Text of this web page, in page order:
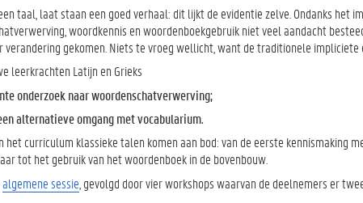
taal, laat staan een goed verhaal: dit lijkt de evidentie zelve. Ondanks het
woordkennis en woordenboekgebruik niet veel aandacht
gekomen. Niets te vroeg wellicht, want de traditionele
leerkrachten Latijn en Grieks
onderzoek naar woordenschatverwerving;
alternatieve omgang met vocabularium.
het curriculum klassieke talen komen aan bod: van de eerste kennismaking
tot het gebruik van het woordenboek in de bovenbouw.
algemene sessie , gevolgd door vier workshops waarvan de deelnemers er